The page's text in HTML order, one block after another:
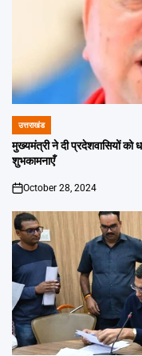
POSTED
IN
उत्तराखंड
मुख्यमंत्री ने दी प्रदेशवासियों को
शुभकामनाएँ
on
October 28, 2024